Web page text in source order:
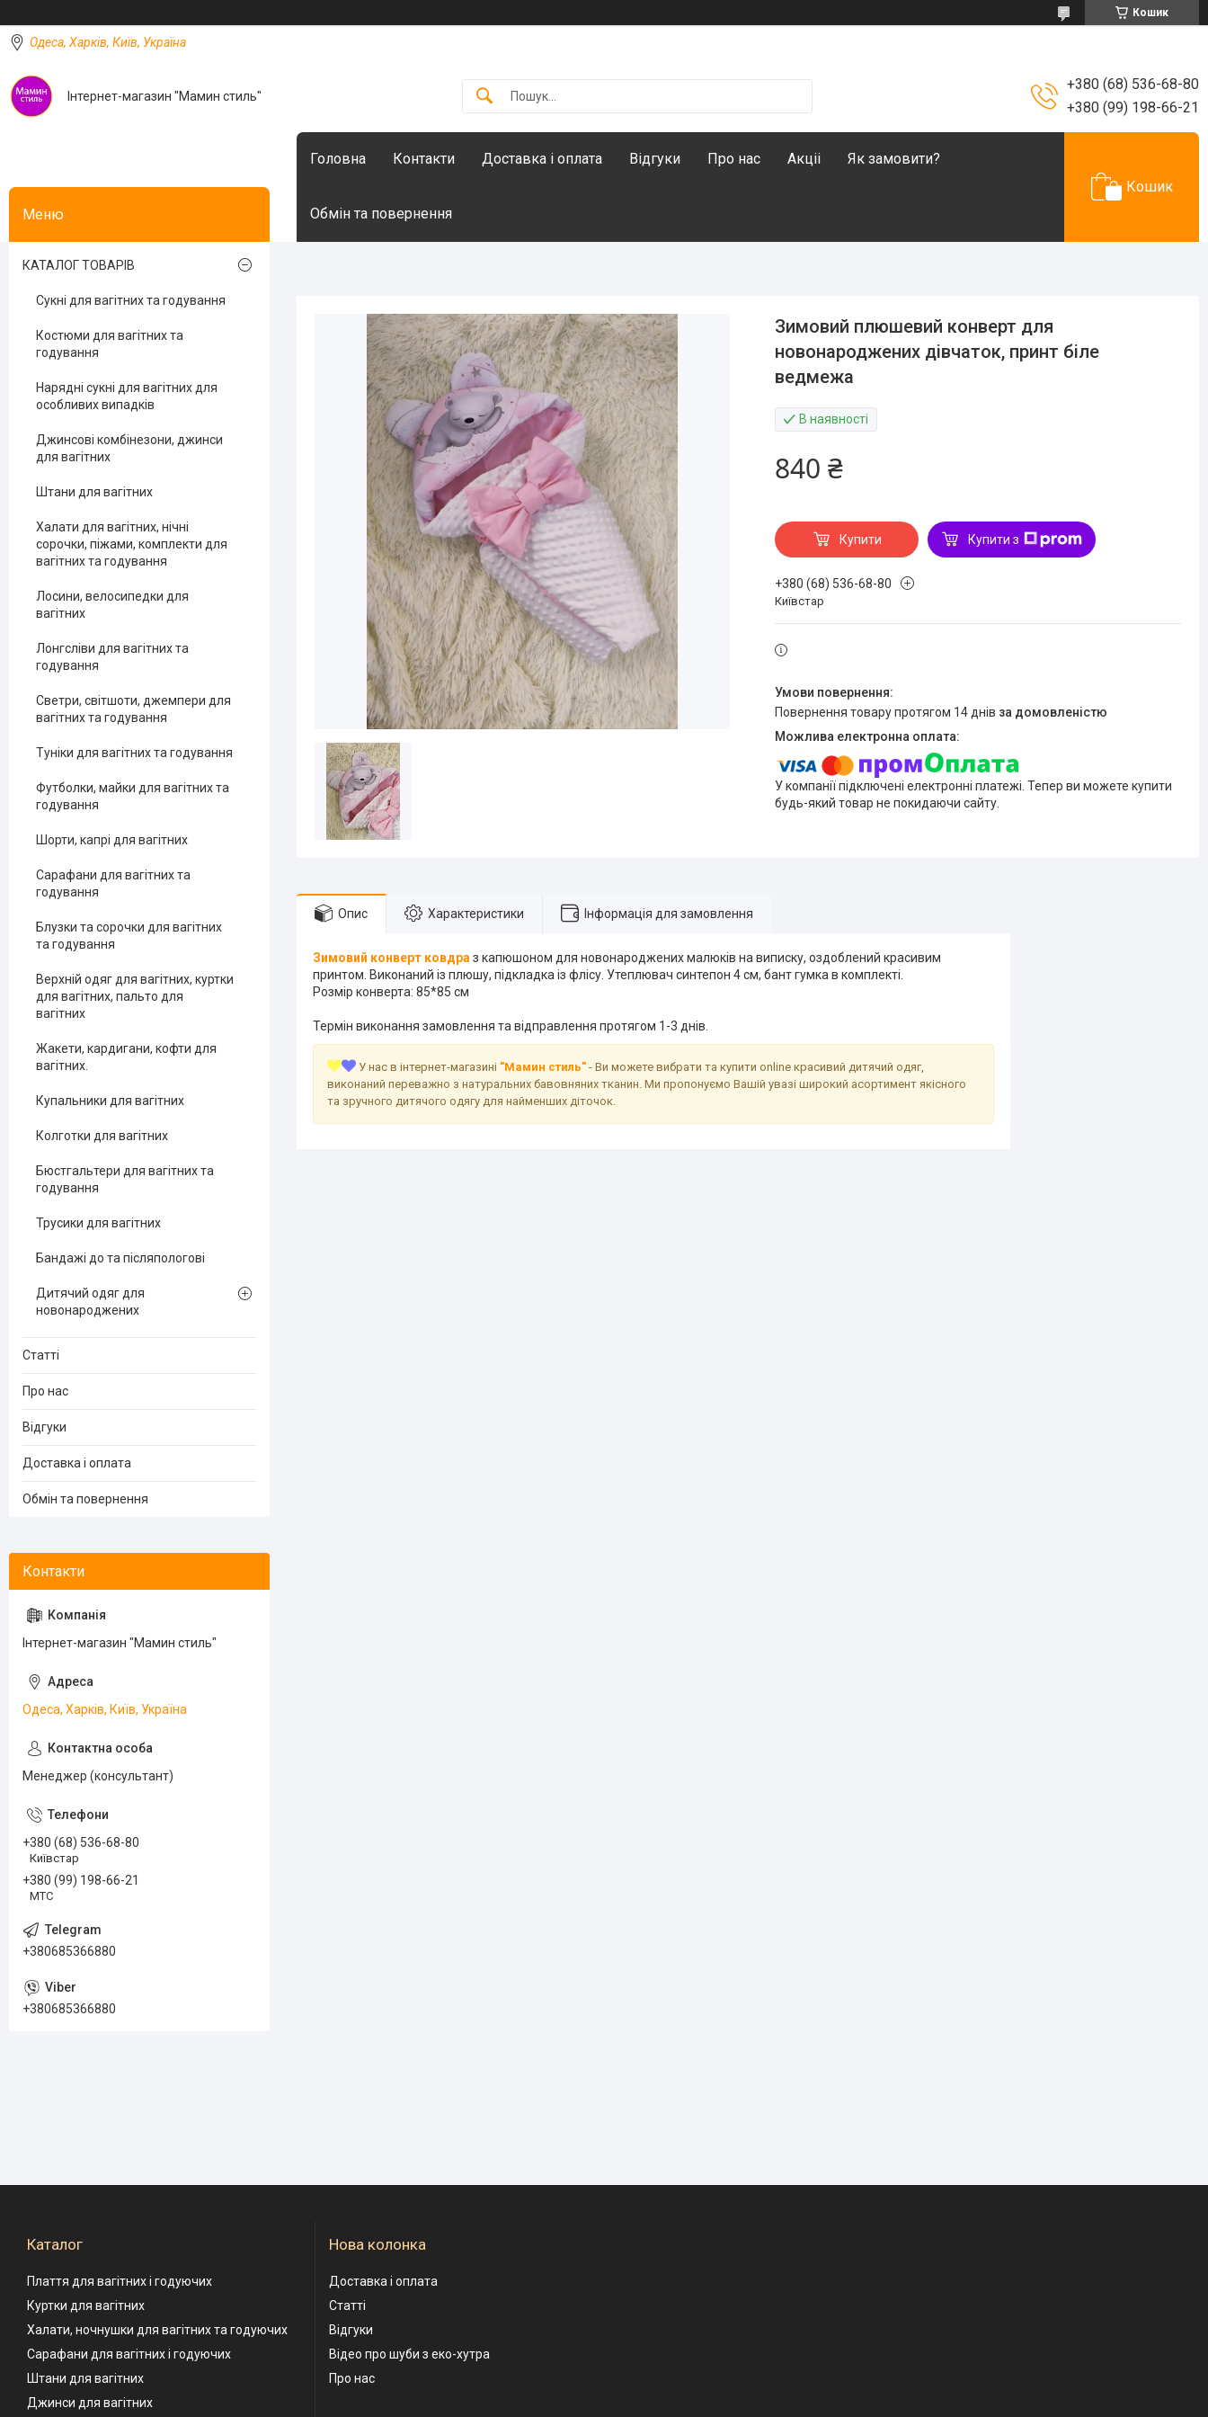
Кошик
Одеса, Харків, Київ, Україна
Інтернет-магазин "Мамин стиль"
+380 (68) 536-68-80
+380 (99) 198-66-21
Головна Контакти Доставка і оплата Відгуки Про нас Акціі Як замовити?
Обмін та повернення
Кошик
Зимовий плюшевий конверт для
новонароджених дівчаток, принт біле
ведмежа
В наявності
840 ₴
Купити Купити з
+380 (68) 536-68-80
Київстар
повернення товару протягом 14 днів за домовленістю
У компанії підключені електронні платежі. Тепер ви можете купити
будь-який товар не покидаючи сайту.
Опис Характеристики Інформація для замовлення
Зимовий конверт ковдра з капюшоном для новонароджених малюків на виписку, оздоблений красивим
принтом. Виконаний із плюшу, підкладка із флісу. Утеплювач синтепон 4 см, бант гумка в комплекті.
Розмір конверта: 85*85 см
Термін виконання замовлення та відправлення протягом 1-3 днів.
У нас в інтернет-магазині "Мамин стиль" - Ви можете вибрати та купити online красивий дитячий одяг,
виконаний переважно з натуральних бавовняних тканин. Ми пропонуємо Вашій увазі широкий асортимент якісного
та зручного дитячого одягу для найменших діточок.
КАТАЛОГ ТОВАРІВ
Сукні для вагітних та годування
Костюми для вагітних та
годування
Нарядні сукні для вагітних для
особливих випадків
Джинсові комбінезони, джинси
для вагітних
Штани для вагітних
Халати для вагітних, нічні
сорочки, піжами, комплекти для
вагітних та годування
Лосини, велосипедки для
вагітних
Лонгсліви для вагітних та
годування
Светри, світшоти, джемпери для
вагітних та годування
Туніки для вагітних та годування
Футболки, майки для вагітних та
годування
Шорти, капрі для вагітних
Сарафани для вагітних та
годування
Блузки та сорочки для вагітних
та годування
Верхній одяг для вагітних, куртки
для вагітних, пальто для
вагітних
Жакети, кардигани, кофти для
вагітних.
Купальники для вагітних
Колготки для вагітних
Бюстгальтери для вагітних та
годування
Трусики для вагітних
Бандажі до та післяпологові
Дитячий одяг для
новонароджених
Статті
Про нас
Відгуки
Доставка і оплата
Обмін та повернення
Інтернет-магазин "Мамин стиль"
Одеса, Харків, Київ, Україна
Менеджер (консультант)
+380 (68) 536-68-80
Київстар
+380 (99) 198-66-21
МТС
+380685366880
+380685366880
Каталог
Плаття для вагітних і годуючих
Куртки для вагітних
Халати, ночнушки для вагітних та годуючих
Сарафани для вагітних і годуючих
Штани для вагітних
Джинси для вагітних
Нова колонка
Доставка і оплата
Статті
Відгуки
Відео про шуби з еко-хутра
Про нас